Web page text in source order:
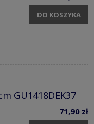
DO KOSZYKA
GU1418DEK37
71,90 zł